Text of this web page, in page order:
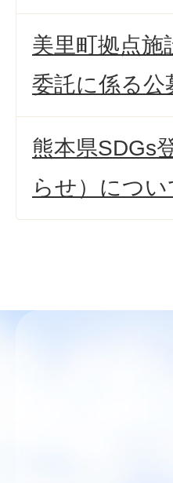
美里町拠点施
委託に係る
熊本県SDGs
らせ）につい